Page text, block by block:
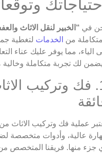
في “الخبير لنقل الاثاث
من الخدمات لتغطية
الياء، مما يوفر عليك عناء
لك تجربة متكاملة
1. فك وتركيب
عملية فك وتركيب الاثاث
عالية، وأدوات متخصصة
جزء منها. فريقنا المتخصص من